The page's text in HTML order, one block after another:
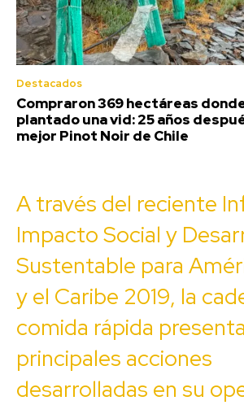
Destacados
Compraron 369 hectáreas
plantado una vid: 25 años
mejor Pinot Noir de Chile
A través del reciente
Impacto Social y
Sustentable para
y el Caribe 2019, la
comida rápida
principales acciones
desarrolladas en su